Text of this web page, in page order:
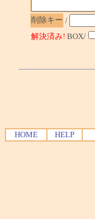
削除キー /
解決済み! BOX/
HOME HELP